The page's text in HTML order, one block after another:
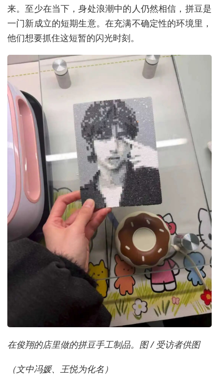
来。至少在当下，身处浪潮中的人仍然相信，拼豆是
一门新成立的短期生意。在充满不确定性的环境里，
他们想要抓住这短暂的闪光时刻。
在俊翔的店里做的拼豆手工制品。图 / 受访者供图
（文中冯媛、王悦为化名）